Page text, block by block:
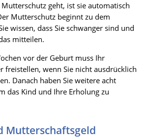
geht, ist sie automatisch
Mutterschutz beginnt zu dem
wissen, dass Sie schwanger sind und
mitteilen.
vor der Geburt muss Ihr
freistellen, wenn Sie nicht ausdrücklich
Danach haben Sie weitere acht
das Kind und Ihre Erholung zu
Mutterschaftsgeld